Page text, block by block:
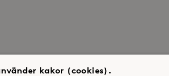
kakor (cookies).